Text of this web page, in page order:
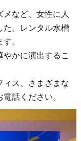
など、女性に人
た。レンタル水槽
。
かに演出するこ
ィス、さまざまな
話ください。